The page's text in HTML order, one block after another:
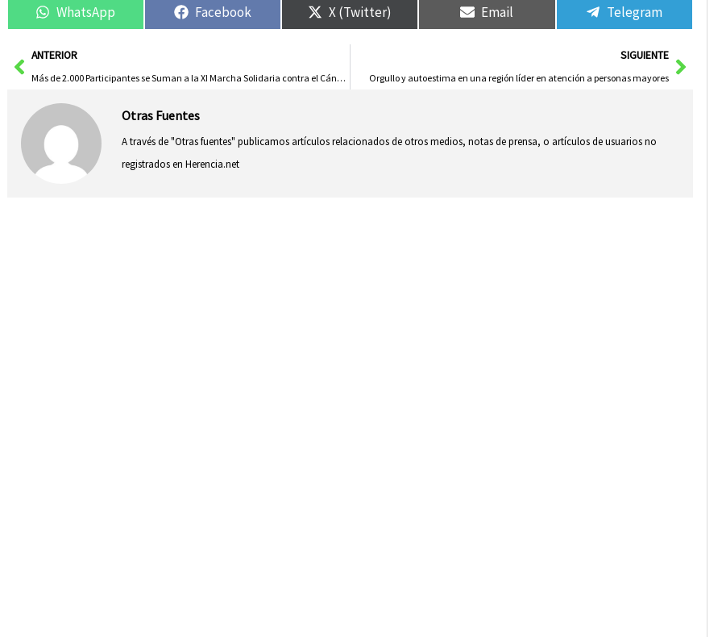
WhatsApp Facebook X (Twitter) Email Telegram
AntANTERIOR
Más de 2.000 Participantes se Suman a la XI Marcha Solidaria contra el Cáncer en Guadalajara
SIGUIENTE
Orgullo y autoestima en una región líder en atención a personas mayores
Otras Fuentes
A través de "Otras fuentes" publicamos artículos relacionados de otros medios, notas de prensa, o artículos de usuarios no
registrados en Herencia.net